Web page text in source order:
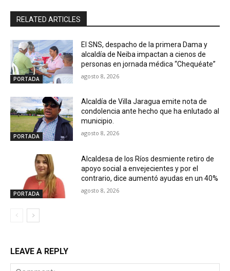
RELATED ARTICLES
PORTADA
El SNS, despacho de la primera Dama y
alcaldía de Neiba impactan a cienos de
personas en jornada médica “Chequéate”
agosto 8, 2026
PORTADA
Alcaldía de Villa Jaragua emite nota de
condolencia ante hecho que ha enlutado al
municipio.
agosto 8, 2026
PORTADA
Alcaldesa de los Ríos desmiente retiro de
apoyo social a envejecientes y por el
contrario, dice aumentó ayudas en un 40%
agosto 8, 2026
LEAVE A REPLY